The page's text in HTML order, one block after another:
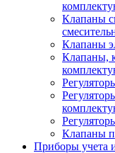
Клапаны
Клапаны
Клапаны,
Клапаны
Приборы